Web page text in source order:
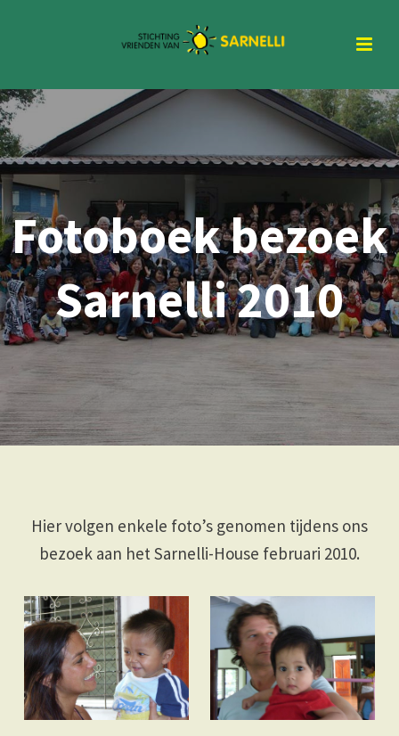
Fotoboek bezoek
Sarnelli 2010
Hier volgen enkele foto’s genomen tijdens ons
bezoek aan het Sarnelli-House februari 2010.